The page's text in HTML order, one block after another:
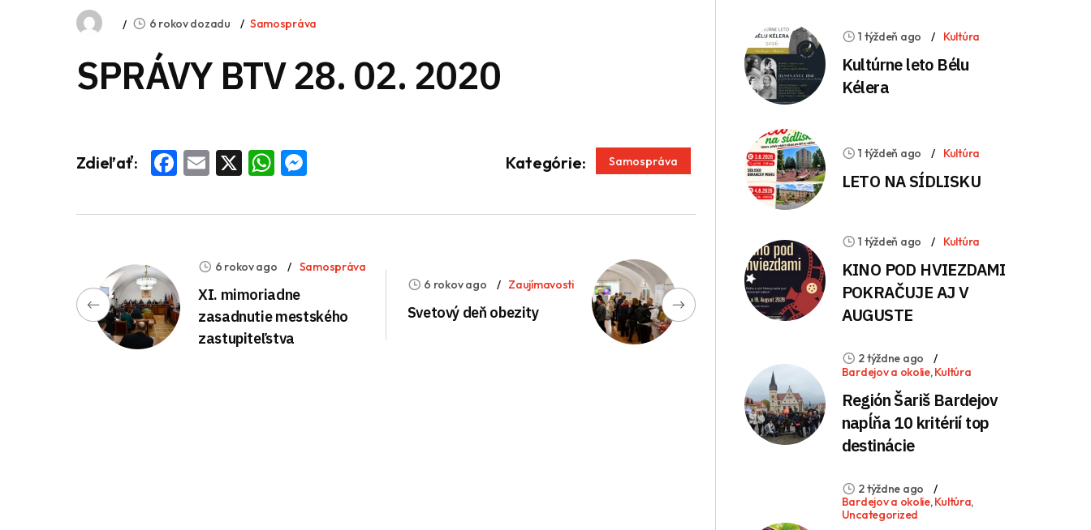
6 rokov dozadu Samospráva
SPRÁVY BTV 28. 02. 2020
Zdieľať: Facebook
Email
X WhatsApp
Messenger Kategórie: Samospráva
6 rokov ago Samospráva
XI. mimoriadne
zasadnutie mestského
zastupiteľstva
6 rokov ago Zaujímavosti
Svetový deň obezity
1 týždeň ago Kultúra
Kultúrne leto Bélu
Kélera
1 týždeň ago Kultúra
LETO NA SÍDLISKU
1 týždeň ago Kultúra
KINO POD HVIEZDAMI
POKRAČUJE AJ V
AUGUSTE
2 týždne ago
Bardejov a okolie,Kultúra
Región Šariš Bardejov
napĺňa 10 kritérií top
destinácie
2 týždne ago
Bardejov a okolie,Kultúra,
Uncategorized